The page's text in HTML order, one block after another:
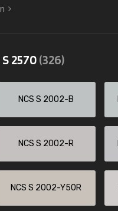
2570(326)
NCS S 2002-B
NCS S 2002-R
NCS S 2002-Y50R